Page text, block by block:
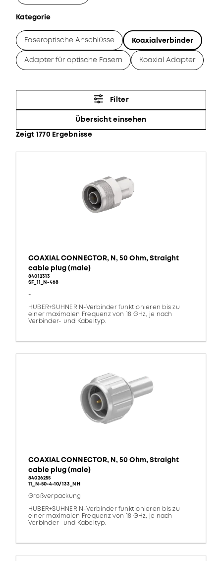
Kategorie
Faseroptische Anschlüsse Koaxialverbinder
Adapter für optische Fasern Koaxial Adapter
Filter
Übersicht einsehen
Zeigt 1770 Ergebnisse
COAXIAL CONNECTOR, N, 50 Ohm, Straight
cable plug (male)
84012313
SF_11_N-468
-
HUBER+SUHNER N-Verbinder funktionieren bis zu
einer maximalen Frequenz von 18 GHz, je nach
Verbinder- und Kabeltyp.
COAXIAL CONNECTOR, N, 50 Ohm, Straight
cable plug (male)
84026255
11_N-50-4-10/133_NH
Großverpackung
HUBER+SUHNER N-Verbinder funktionieren bis zu
einer maximalen Frequenz von 18 GHz, je nach
Verbinder- und Kabeltyp.